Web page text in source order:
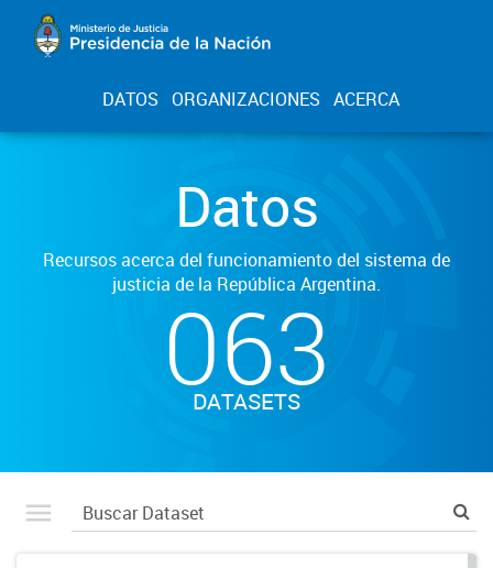
DATOS ORGANIZACIONES ACERCA
Datos
Recursos acerca del funcionamiento del sistema de
justicia de la República Argentina.
063
DATASETS